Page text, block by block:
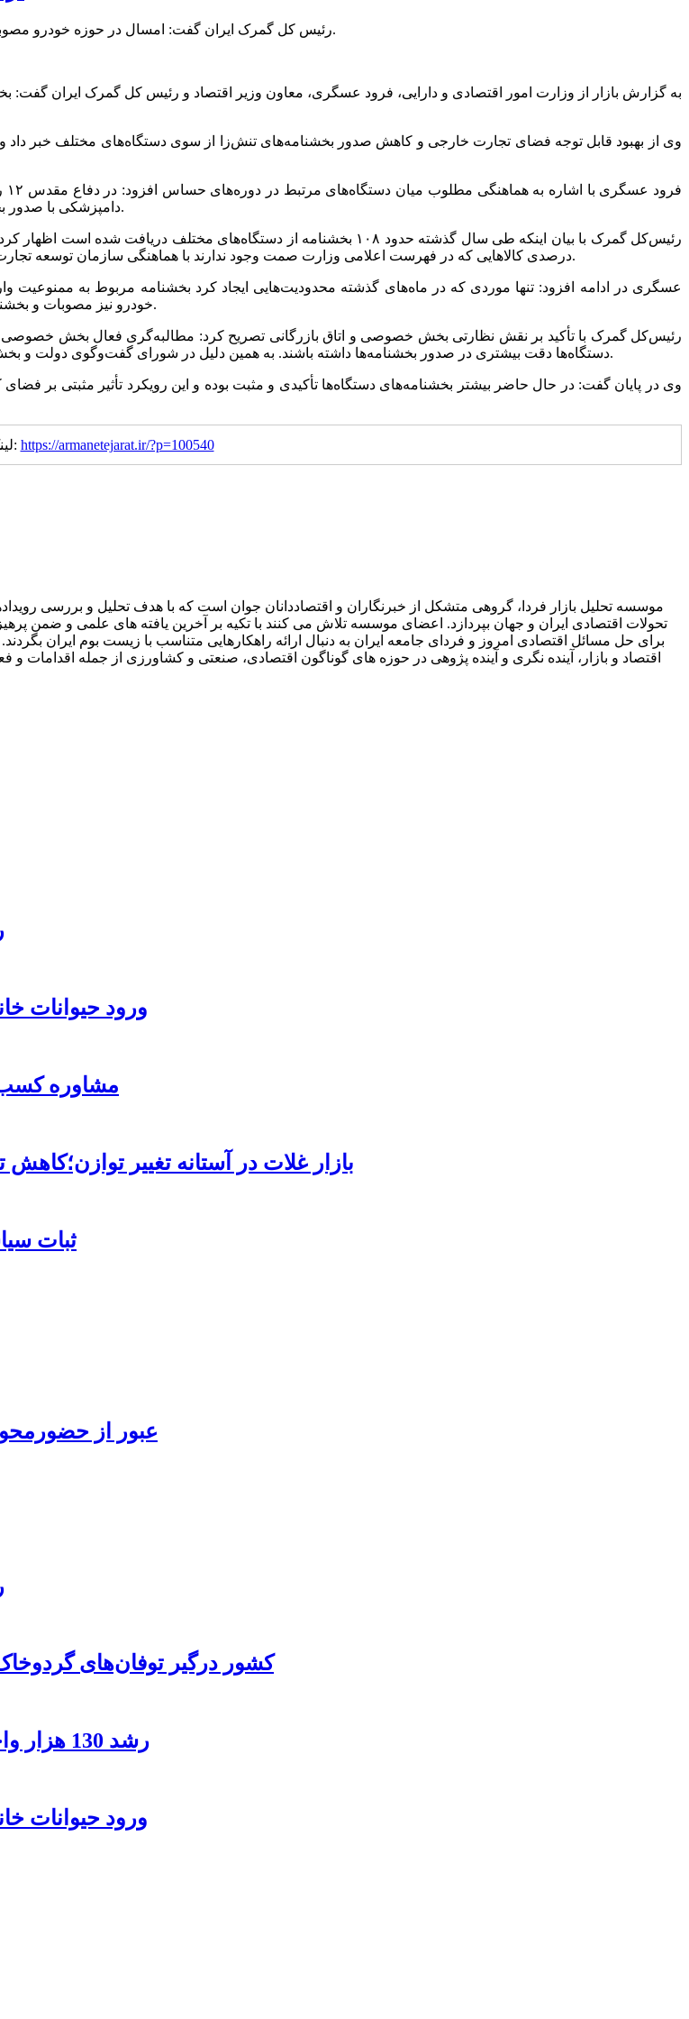
رئیس کل گمرک ایران گفت: امسال در حوزه خودرو مصوبات و بخشنامه‌هایی داشتیم که در حال اصلاح هستند و ترخیص خودروها در دست اجراست.
به گزارش بازار از وزارت امور اقتصادی و دارایی، فرود عسگری، معاون وزیر اقتصاد و رئیس‌ کل گمرک ایران گفت:
وی از بهبود قابل توجه فضای تجارت خارجی و کاهش صدور بخشنامه‌های تنش‌زا از سوی دستگاه‌های مختلف خبر داد و
دامپزشکی با صدور بخشنامه‌های تسهیل‌گر همکاری کردند که نتیجه آن رشد چشمگیر در روند ترخیص کالاها بود.
رئیس‌کل گمرک با بیان اینکه طی سال گذشته حدود ۱۰۸ بخشنامه از دستگاه‌های
درصدی کالاهایی که در فهرست اعلامی وزارت صمت وجود ندارند با هماهنگی سازمان توسعه تجارت و به‌منظور تسریع در روند ترخیص مواد اولیه و تجهیزات خطوط تولید در حال انجام است.
عسگری در ادامه افزود: تنها موردی که در ماه‌های گذشته محدودیت‌هایی ایجاد کرد بخشنامه مربوط به ممنوعیت
خودرو نیز مصوبات و بخشنامه‌هایی داشتیم که آنها هم در حال اصلاح هستند و روند ترخیص خودروها در حال اجراست.
رئیس‌کل گمرک با تأکید بر نقش نظارتی بخش خصوصی و اتاق بازرگانی تصریح کرد: مطالبه‌گری فعال بخش خصوصی
دستگاه‌ها دقت بیشتری در صدور بخشنامه‌ها داشته باشند. به همین دلیل در شورای گفت‌وگوی دولت و بخش خصوصی به ندرت مشاهده می‌شود که بخش خصوصی از بخشنامه‌ای متضرر شده باشد.
وی در پایان گفت: در حال حاضر بیشتر بخشنامه‌های دستگاه‌ها تأکیدی و مثبت بوده و این رویکرد تأثیر مثبتی
لینک کوتاه: https://armanetejarat.ir/?p=100540
موسسه تحلیل بازار فردا، گروهی متشکل از خبرنگاران و اقتصاددانان جوان است که با هدف تحلیل و بررسی
تحولات اقتصادی ایران و جهان بپردازد. اعضای موسسه تلاش می کنند با تکیه بر آخرین یافته های علمی و ضمن
برای حل مسائل اقتصادی امروز و فردای جامعه ایران به دنبال ارائه راهکارهایی متناسب با زیست بوم ایران
اقتصاد و بازار، آینده نگری و آینده پژوهی در حوزه های گوناگون اقتصادی، صنعتی و کشاورزی از جمله
ورود حیوانات
مشاوره
بازار غلات در آستانه تغییر
ثبات
عبور از
۱۵۰ کشور درگیر توفان‌های
رشد 130 هزار واحدی بورس با ورود 6 همت پول حقیقی/ صف خرید 700 نماد
ورود حیوانات